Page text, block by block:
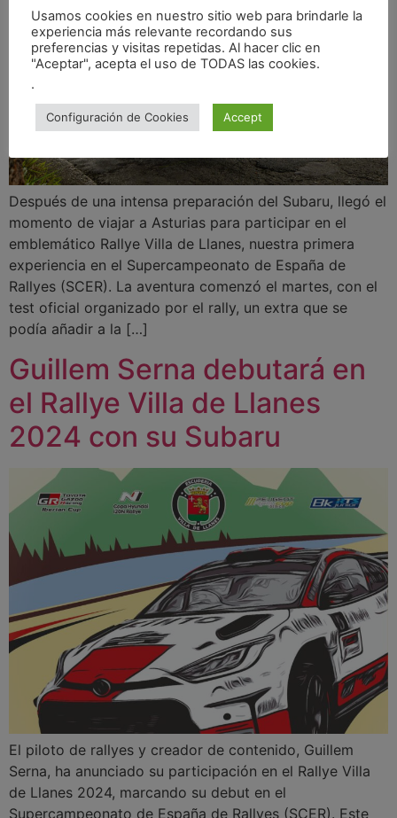
Después de una intensa preparación del Subaru, llegó el
momento de viajar a Asturias para participar en el
emblemático Rallye Villa de Llanes, nuestra primera
experiencia en el Supercampeonato de España de
Rallyes (SCER). La aventura comenzó el martes, con el
test oficial organizado por el rally, un extra que se
podía añadir a la […]
Guillem Serna debutará en
el Rallye Villa de Llanes
2024 con su Subaru
El piloto de rallyes y creador de contenido, Guillem
Serna, ha anunciado su participación en el Rallye Villa
de Llanes 2024, marcando su debut en el
Supercampeonato de España de Rallyes (SCER). Este
Usamos cookies en nuestro sitio web para brindarle la
experiencia más relevante recordando sus
preferencias y visitas repetidas. Al hacer clic en
"Aceptar", acepta el uso de TODAS las cookies.
.
Configuración de Cookies Accept